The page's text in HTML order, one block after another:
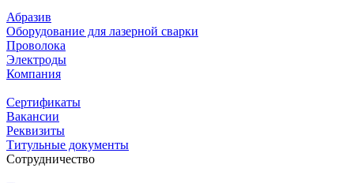
Абразив
Оборудование для лазерной сварки
Проволока
Электроды
Компания
Сертификаты
Вакансии
Реквизиты
Титульные документы
Сотрудничество